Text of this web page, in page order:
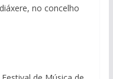
no concelho